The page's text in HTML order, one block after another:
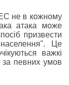
не в кожному
атака може
призвести
Це
важкі
за певних умов